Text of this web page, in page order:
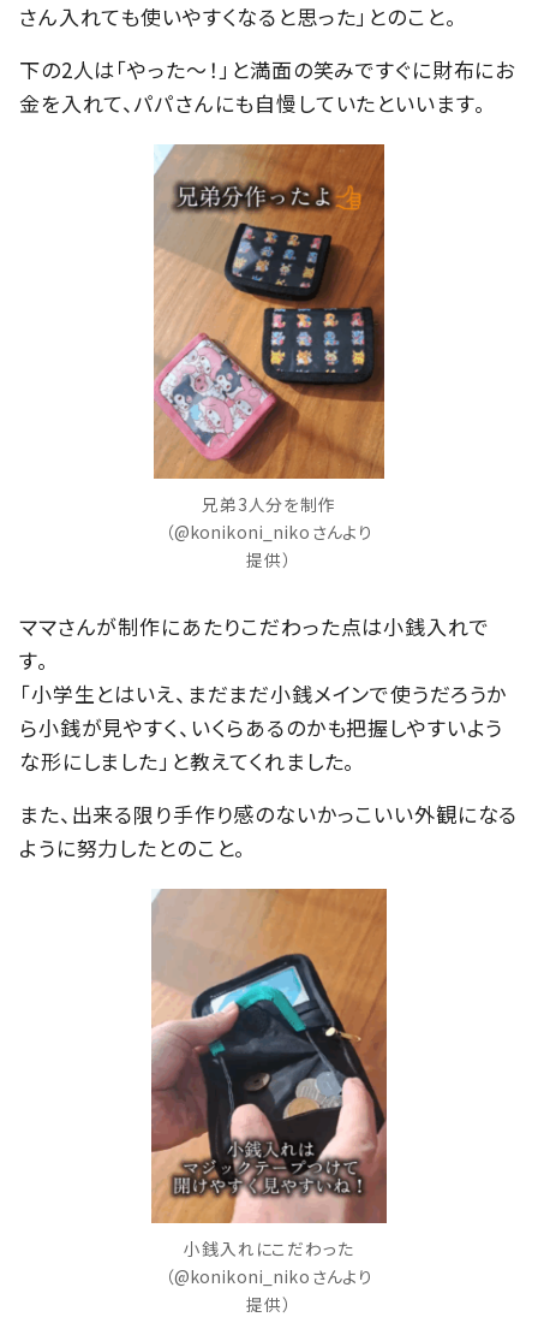
さん入れても使いやすくなると思った」とのこと。
下の2人は「やった～！」と満面の笑みですぐに財布にお
金を入れて、パパさんにも自慢していたといいます。
兄弟3人分を制作
（@konikoni_nikoさんより
提供）
ママさんが制作にあたりこだわった点は小銭入れで
す。
「小学生とはいえ、まだまだ小銭メインで使うだろうか
ら小銭が見やすく、いくらあるのかも把握しやすいよう
な形にしました」と教えてくれました。
また、出来る限り手作り感のないかっこいい外観になる
ように努力したとのこと。
小銭入れにこだわった
（@konikoni_nikoさんより
提供）